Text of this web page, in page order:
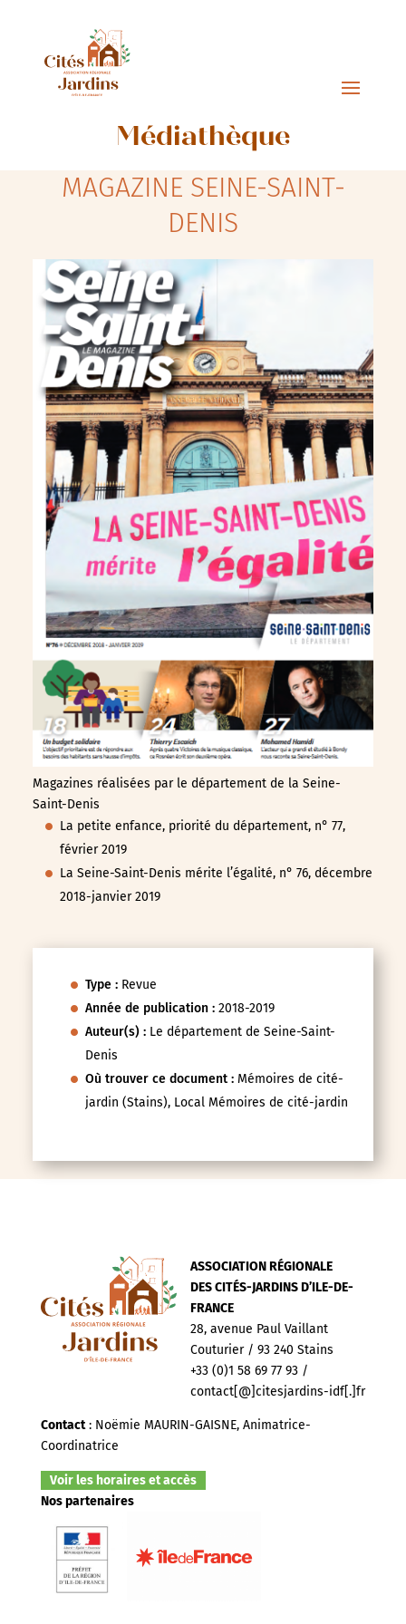
Médiathèque
MAGAZINE SEINE-SAINT-
DENIS
Magazines réalisées par le département de la Seine-
Saint-Denis
La petite enfance, priorité du département, n° 77,
février 2019
La Seine-Saint-Denis mérite l’égalité, n° 76, décembre
2018-janvier 2019
Type : Revue
Année de publication : 2018-2019
Auteur(s) : Le département de Seine-Saint-
Denis
Où trouver ce document : Mémoires de cité-
jardin (Stains), Local Mémoires de cité-jardin
ASSOCIATION RÉGIONALE
DES CITÉS-JARDINS D’ILE-DE-
FRANCE
28, avenue Paul Vaillant
Couturier / 93 240 Stains
+33 (0)1 58 69 77 93 /
contact[@]citesjardins-idf[.]fr
Contact: Noëmie MAURIN-GAISNE, Animatrice-
Coordinatrice
Voir les horaires et accès
Nos partenaires